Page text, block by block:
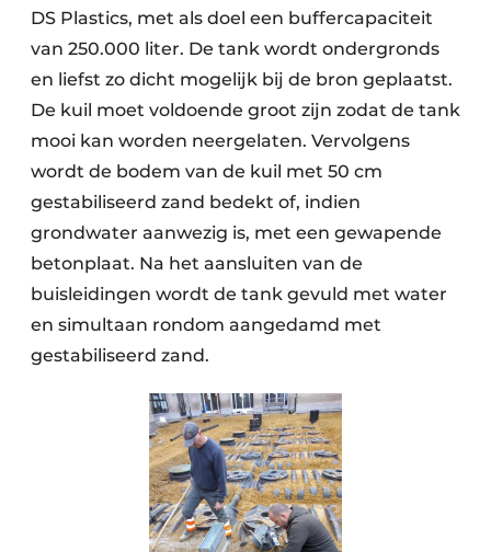
DS Plastics, met als doel een buffercapaciteit
van 250.000 liter. De tank wordt ondergronds
en liefst zo dicht mogelijk bij de bron geplaatst.
De kuil moet voldoende groot zijn zodat de tank
mooi kan worden neergelaten. Vervolgens
wordt de bodem van de kuil met 50 cm
gestabiliseerd zand bedekt of, indien
grondwater aanwezig is, met een gewapende
betonplaat. Na het aansluiten van de
buisleidingen wordt de tank gevuld met water
en simultaan rondom aangedamd met
gestabiliseerd zand.